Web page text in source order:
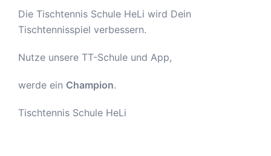
Die Tischtennis Schule HeLi wird Dein
Tischtennisspiel verbessern.
Nutze unsere TT-Schule und App,
werde ein Champion.
Tischtennis Schule HeLi